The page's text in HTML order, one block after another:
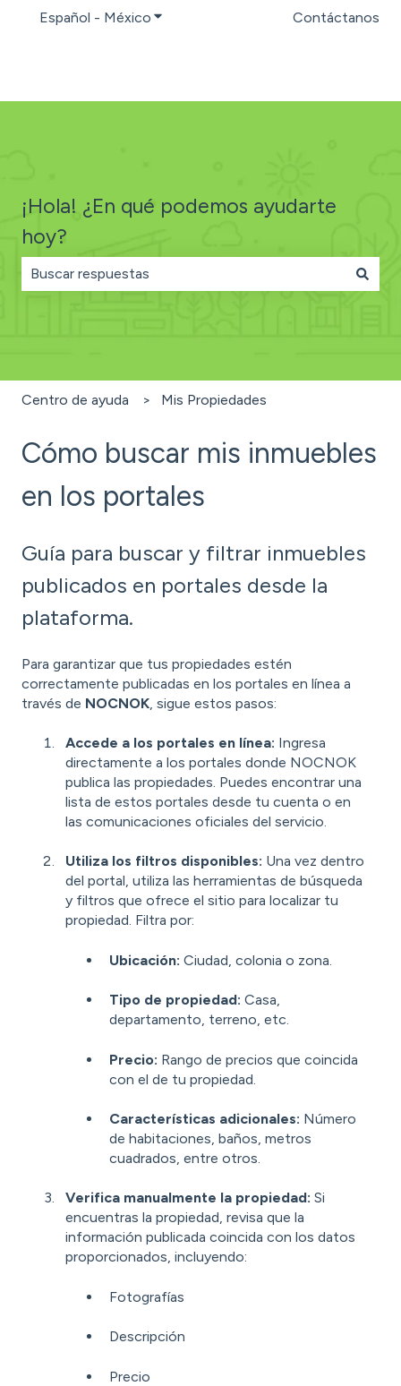
Español - México Traducciones de Mostrar submenú
Contáctanos
¡Hola! ¿En qué podemos ayudarte
hoy?
Centro de ayuda Mis Propiedades
Cómo buscar mis inmuebles
en los portales
Guía para buscar y filtrar inmuebles
publicados en portales desde la
plataforma.
Para garantizar que tus propiedades estén
correctamente publicadas en los portales en línea a
través de NOCNOK , sigue estos pasos:
Accede a los portales en línea: Ingresa
directamente a los portales donde NOCNOK
publica las propiedades. Puedes encontrar una
lista de estos portales desde tu cuenta o en
las comunicaciones oficiales del servicio.
Utiliza los filtros disponibles: Una vez dentro
del portal, utiliza las herramientas de búsqueda
y filtros que ofrece el sitio para localizar tu
propiedad. Filtra por:
Ubicación: Ciudad, colonia o zona.
Tipo de propiedad: Casa,
departamento, terreno, etc.
Precio: Rango de precios que coincida
con el de tu propiedad.
Características adicionales: Número
de habitaciones, baños, metros
cuadrados, entre otros.
Verifica manualmente la propiedad: Si
encuentras la propiedad, revisa que la
información publicada coincida con los datos
proporcionados, incluyendo:
Fotografías
Descripción
Precio